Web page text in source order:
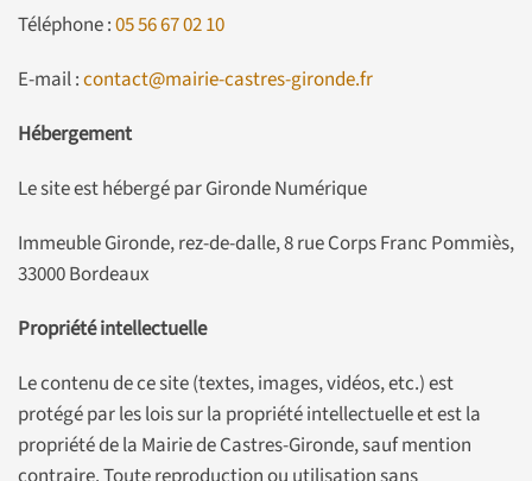
Téléphone :05 56 67 02 10
E-mail :contact@mairie-castres-gironde.fr
Hébergement
Le site est hébergé par Gironde Numérique
Immeuble Gironde, rez-de-dalle, 8 rue Corps Franc Pommiès,
33000 Bordeaux
Propriété intellectuelle
Le contenu de ce site (textes, images, vidéos, etc.) est
protégé par les lois sur la propriété intellectuelle et est la
propriété de la Mairie de Castres-Gironde, sauf mention